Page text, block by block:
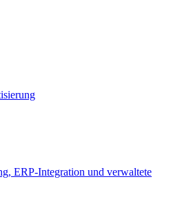
ERP-Integration und verwaltete